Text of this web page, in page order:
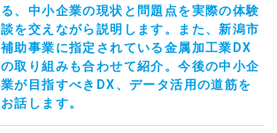
る、中小企業の現状と問題点を実際の体験
談を交えながら説明します。また、新潟市
補助事業に指定されている金属加工業DX
の取り組みも合わせて紹介。今後の中小企
業が目指すべきDX、データ活用の道筋を
お話します。